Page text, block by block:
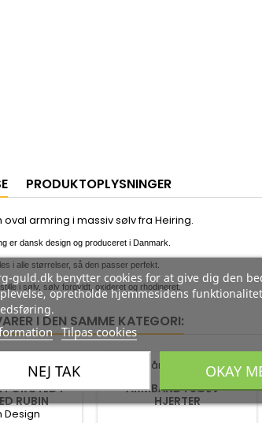
PRODUKTOPLYSNINGER
oval armring i massiv sølv fra Heiring.
er dansk design og produceret i Danmark.
i alle størrelser, så den passer perfekt.
i sølv, sølv forgyldt, oxideret og rhodineret.
I DEN SAMME KATEGORI:
FORGYLDT
RUBIN
Design
ARMBÅND I SØLV -
HJERTER
guld.dk benytter cookies for at give dig den
opretholde hjemmesidens
Tilpas cookies
NEJ TAK OKAY